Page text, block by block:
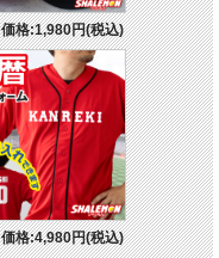
価格:1,980円(税込)
価格:4,980円(税込)